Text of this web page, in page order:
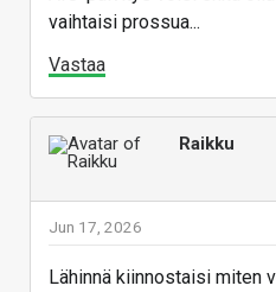
vaihtaisi prossua...
Vastaa
Raikku
Jun 17, 2026
Lähinnä kiinnostaisi miten